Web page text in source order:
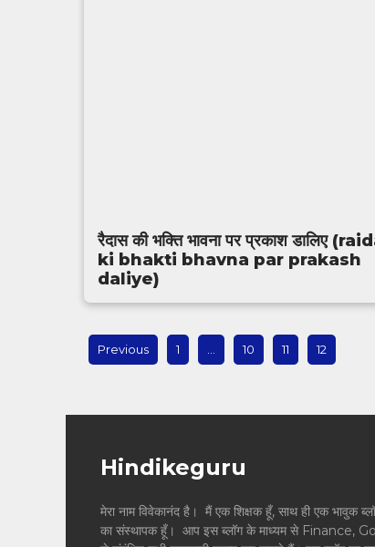
रैदास की भक्ति भावना पर प्रकाश डालिए
ki bhakti bhavna par prakash
daliye)
Previous 1 10 11 12
Hindikeguru
मेरा नाम विवेकानंद है। मैं एक शिक्षक हूँ, साथ ही एक
का संस्थापक हूँ। आप इस ब्लॉग के माध्यम से Finance,